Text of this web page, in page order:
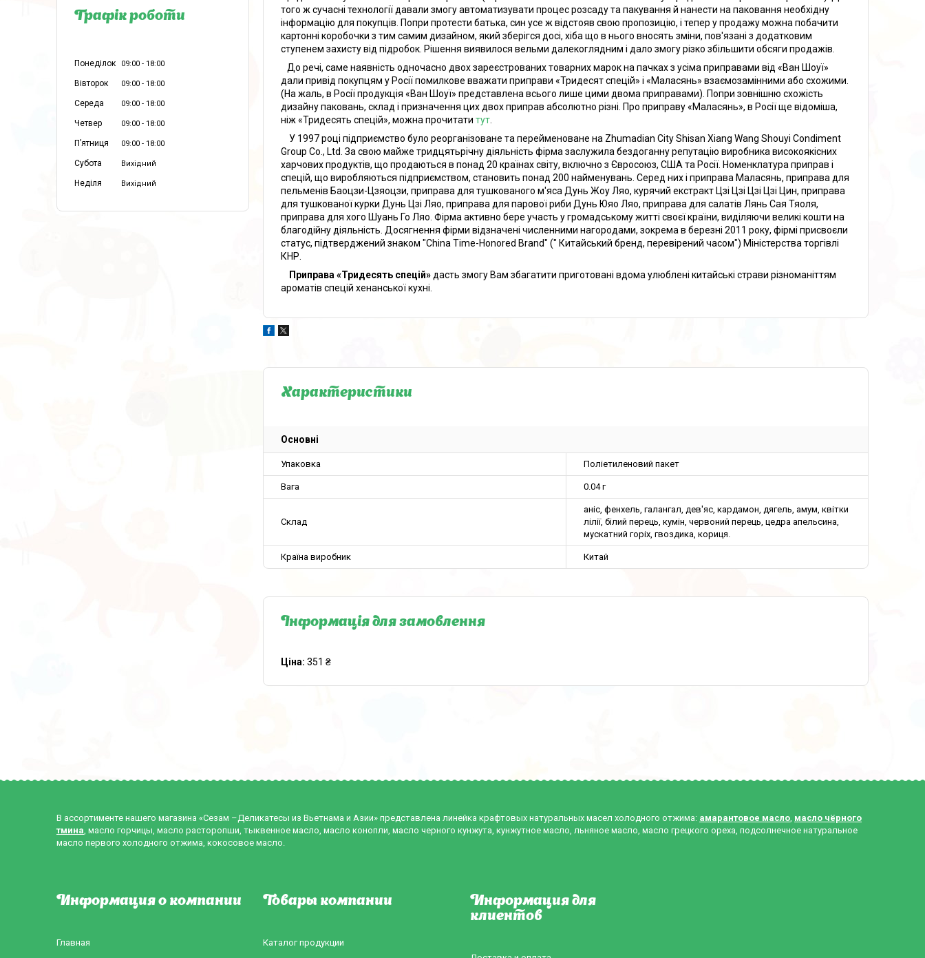
того ж сучасні технології давали змогу автоматизувати процес розсаду та пакування й нанести на паковання необхідну
інформацію для покупців. Попри протести батька, син усе ж відстояв свою пропозицію, і тепер у продажу можна побачити
картонні коробочки з тим самим дизайном, який зберігся досі, хіба що в нього вносять зміни, пов'язані з додатковим
ступенем захисту від підробок. Рішення виявилося вельми далекоглядним і дало змогу різко збільшити обсяги продажів.
До речі, саме наявність одночасно двох зареєстрованих товарних марок на пачках з усіма приправами від «Ван Шоуї»
дали привід покупцям у Росії помилкове вважати приправи «Тридесят спецій» і «Маласянь» взаємозамінними або схожими.
(На жаль, в Росії продукція «Ван Шоуї» представлена всього лише цими двома приправами). Попри зовнішню схожість
дизайну паковань, склад і призначення цих двох приправ абсолютно різні. Про приправу «Маласянь», в Росії ще відоміша,
ніж «Тридесять спецій», можна прочитати тут
У 1997 році підприємство було реорганізоване та перейменоване на Zhumadian City Shisan Xiang Wang Shouyi Condiment
Group Co., Ltd. За свою майже тридцятьрічну діяльність фірма заслужила бездоганну репутацію виробника високоякісних
харчових продуктів, що продаються в понад 20 країнах світу, включно з Євросоюз, США та Росії. Номенклатура приправ і
спецій, що виробляються підприємством, становить понад 200 найменувань. Серед них і приправа Маласянь, приправа для
пельменів Баоцзи-Цзяоцзи, приправа для тушкованого м'яса Дунь Жоу Ляо, курячий екстракт Цзі Цзі Цзі Цзі Цин, приправа
для тушкованої курки Дунь Цзі Ляо, приправа для парової риби Дунь Юяо Ляо, приправа для салатів Лянь Сая Тяоля,
приправа для хого Шуань Го Ляо. Фірма активно бере участь у громадському житті своєї країни, виділяючи великі кошти на
благодійну діяльність. Досягнення фірми відзначені численними нагородами, зокрема в березні 2011 року, фірмі присвоєли
статус, підтверджений знаком "China Time-Honored Brand" (" Китайський бренд, перевірений часом") Міністерства торгівлі
КНР.
Приправа «Тридесять спецій» дасть змогу Вам збагатити приготовані вдома улюблені китайські страви різноманіттям
ароматів спецій хенанської кухні.
Характеристики
Основні
Упаковка Поліетиленовий пакет
Вага 0.04 г
Склад
аніс, фенхель, галангал, дев'яс, кардамон, дягель, амум, квітки
лілії, білий перець, кумін, червоний перець, цедра апельсина,
мускатний горіх, гвоздика, кориця.
Країна виробник Китай
Інформація для замовлення
Ціна: 351 ₴
Графік роботи
Понеділок 09:00 18:00
Вівторок 09:00 18:00
Середа 09:00 18:00
Четвер 09:00 18:00
Пʼятниця 09:00 18:00
Субота Вихідний
Неділя Вихідний
В ассортименте нашего магазина «Сезам –Деликатесы из Вьетнама и Азии» представлена линейка крафтовых натуральных масел холодного отжима: амарантовое масло масло чёрного
тмина , масло горчицы, масло расторопши, тыквенное масло, масло конопли, масло черного кунжута, кунжутное масло, льняное масло, масло грецкого ореха, подсолнечное натуральное
масло первого холодного отжима, кокосовое масло.
Информация о компании
Главная
Товары компании
Каталог продукции
Информация для
клиентов